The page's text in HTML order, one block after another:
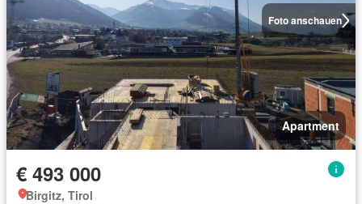
Foto anschauen
Apartment
€ 493 000
Birgitz, Tirol